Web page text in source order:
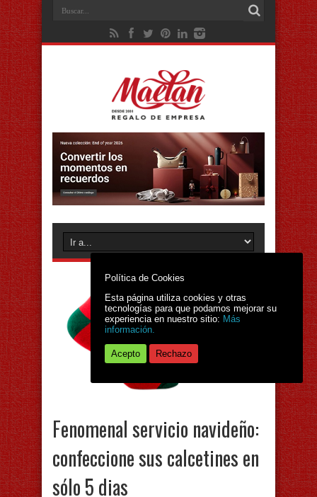
Fenomenal servicio navideño:
confeccione sus calcetines en
sólo 5 dias
Política de Cookies
Esta página utiliza cookies y otras
tecnologías para que podamos mejorar su
experiencia en nuestro sitio: Más
información.
Acepto Rechazo